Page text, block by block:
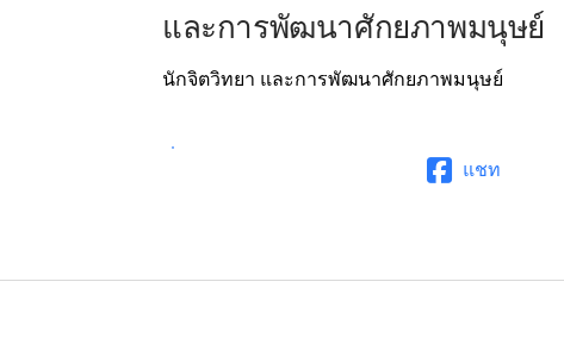
และการพัฒนาศักยภาพมนุษย์
นักจิตวิทยา และการพัฒนาศักยภาพมนุษย์
แชท